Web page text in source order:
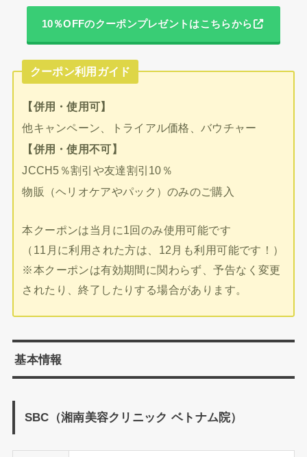
10％OFFのクーポンプレゼントはこちらから
クーポン利用ガイド
【併用・使用可】
他キャンペーン、トライアル価格、バウチャー
【併用・使用不可】
JCCH5％割引や友達割引10％
物販（ヘリオケアやパック）のみのご購入
本クーポンは当月に1回のみ使用可能です
（11月に利用された方は、12月も利用可能です！）
※本クーポンは有効期間に関わらず、予告なく変更
されたり、終了したりする場合があります。
基本情報
SBC（湘南美容クリニック ベトナム院）